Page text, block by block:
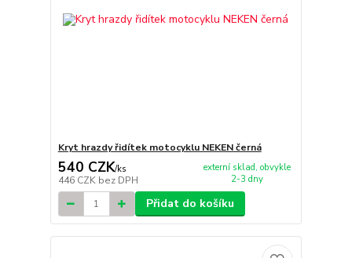
Kryt hrazdy řidítek motocyklu NEKEN černá
540 CZK/ks
446 CZK bez DPH
externí sklad, obvykle
2-3 dny
Přidat do košíku